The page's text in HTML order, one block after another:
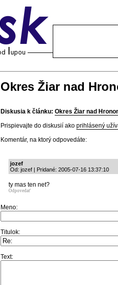
Okres Žiar nad
Diskusia k článku: Okres Žiar nad
Prispievajte do diskusií ako prihlásený
Komentár, na ktorý odpovedáte:
jozef
Od: jozef | Pridané: 2005-07-16 13:37:10
ty mas ten net?
Odpovedať
Meno:
Titulok:
Text: